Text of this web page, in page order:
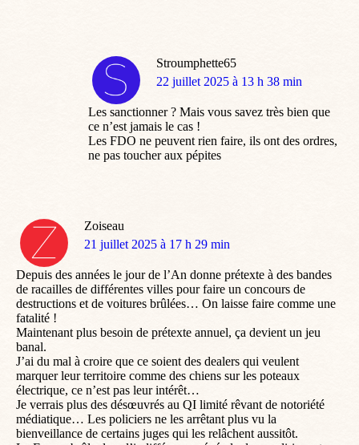
Stroumphette65
dit
22 juillet 2025 à 13 h 38 min
Les sanctionner ? Mais vous savez très bien que
ce n’est jamais le cas !
Les FDO ne peuvent rien faire, ils ont des ordres,
ne pas toucher aux pépites
Zoiseau
dit
21 juillet 2025 à 17 h 29 min
Depuis des années le jour de l’An donne prétexte à des bandes
de racailles de différentes villes pour faire un concours de
destructions et de voitures brûlées… On laisse faire comme une
fatalité !
Maintenant plus besoin de prétexte annuel, ça devient un jeu
banal.
J’ai du mal à croire que ce soient des dealers qui veulent
marquer leur territoire comme des chiens sur les poteaux
électrique, ce n’est pas leur intérêt…
Je verrais plus des désœuvrés au QI limité rêvant de notoriété
médiatique… Les policiers ne les arrêtant plus vu la
bienveillance de certains juges qui les relâchent aussitôt.